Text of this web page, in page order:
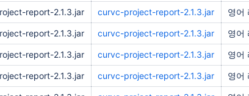
report-2.1.3.jar curvc-project-report-2.1.3.jar 영어
report-2.1.3.jar curvc-project-report-2.1.3.jar 영어
report-2.1.3.jar curvc-project-report-2.1.3.jar 영어
report-2.1.3.jar curvc-project-report-2.1.3.jar 영어